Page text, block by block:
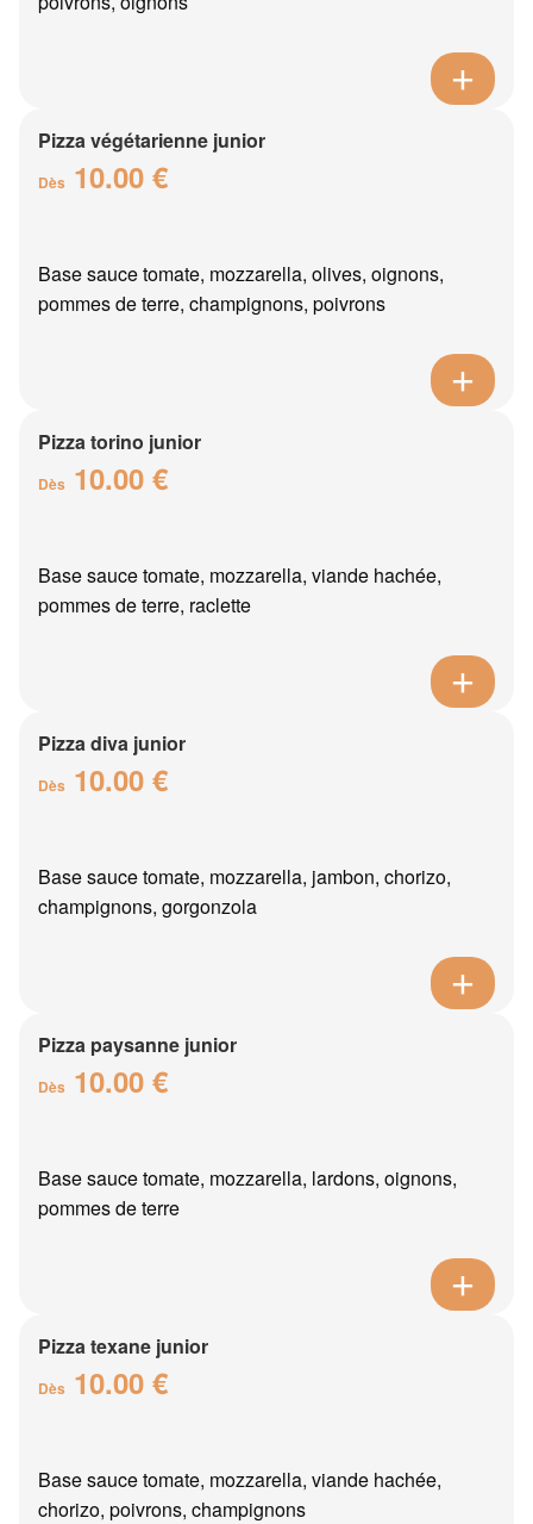
Pizza végétarienne junior
Dès 10.00 €
Base sauce tomate, mozzarella, olives, oignons,
pommes de terre, champignons, poivrons
Pizza torino junior
Dès 10.00 €
Base sauce tomate, mozzarella, viande hachée,
pommes de terre, raclette
Pizza diva junior
Dès 10.00 €
Base sauce tomate, mozzarella, jambon, chorizo,
champignons, gorgonzola
Pizza paysanne junior
Dès 10.00 €
Base sauce tomate, mozzarella, lardons, oignons,
pommes de terre
Pizza texane junior
Dès 10.00 €
Base sauce tomate, mozzarella, viande hachée,
chorizo, poivrons, champignons